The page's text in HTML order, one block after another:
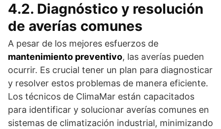
4.2. Diagnóstico y resolución
de averías comunes
A pesar de los mejores esfuerzos de
mantenimiento preventivo, las averías pueden
ocurrir. Es crucial tener un plan para diagnosticar
y resolver estos problemas de manera eficiente.
Los técnicos de ClimaMar están capacitados
para identificar y solucionar averías comunes en
sistemas de climatización industrial, minimizando